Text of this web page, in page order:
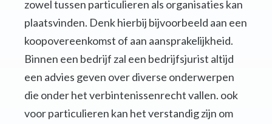
zowel tussen particulieren als organisaties kan
plaatsvinden. Denk hierbij bijvoorbeeld aan een
koopovereenkomst of aan aansprakelijkheid.
Binnen een bedrijf zal een bedrijfsjurist altijd
een advies geven over diverse onderwerpen
die onder het verbintenissenrecht vallen. ook
voor particulieren kan het verstandig zijn om